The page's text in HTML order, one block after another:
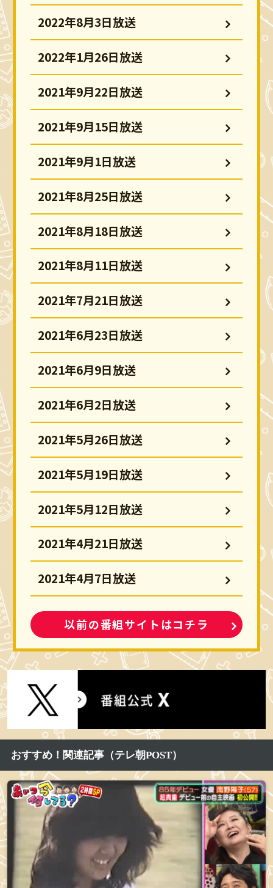
2022年8月3日放送
2022年1月26日放送
2021年9月22日放送
2021年9月15日放送
2021年9月1日放送
2021年8月25日放送
2021年8月18日放送
2021年8月11日放送
2021年7月21日放送
2021年6月23日放送
2021年6月9日放送
2021年6月2日放送
2021年5月26日放送
2021年5月19日放送
2021年5月12日放送
2021年4月21日放送
2021年4月7日放送
以前の番組サイトはコチラ
おすすめ！関連記事（テレ朝POST）